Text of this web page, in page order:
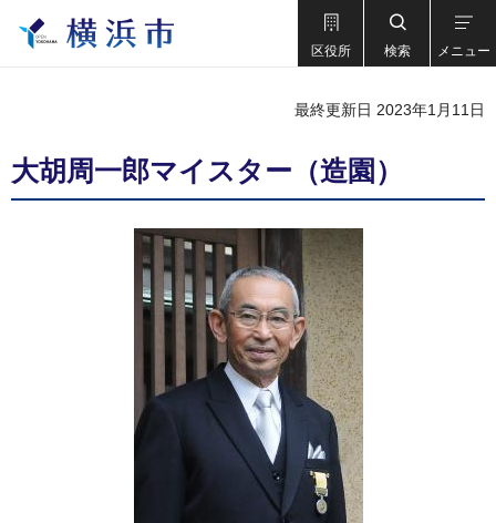
区役所 検索 メニュー
最終更新日 2023年1月11日
大胡周一郎マイスター（造園）